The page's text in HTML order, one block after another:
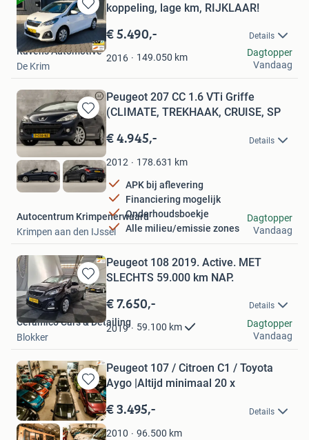
Bewaren
in
Mijn
Favorieten
koppeling, lage km, RIJKLAAR!
€ 5.490,- Details
2016 149.050 km
Ravens Automotive
De Krim
Dagtopper
Vandaag
Bewaren
in
Mijn
Favorieten
Peugeot 207 CC 1.6 VTi Griffe
(CLIMATE, TREKHAAK, CRUISE, SP
€ 4.945,- Details
2012 178.631 km
APK bij aflevering
Financiering mogelijk
Onderhoudsboekje
Alle milieu/emissie zones
Autocentrum Krimpenerwaard
Krimpen aan den IJssel
Dagtopper
Vandaag
Bewaren
in
Mijn
Favorieten
Peugeot 108 2019. Active. MET
SLECHTS 59.000 km NAP.
€ 7.650,- Details
2019 59.100 km
Ceramico Cars & Detailing
Blokker
Dagtopper
Vandaag
Bewaren
in
Mijn
Favorieten
Peugeot 107 / Citroen C1 / Toyota
Aygo |Altijd minimaal 20 x
€ 3.495,- Details
2010 96.500 km